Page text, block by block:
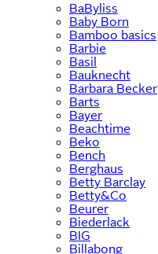
BaByliss
Baby Born
Bamboo basics
Barbie
Basil
Bauknecht
Barbara Becker
Barts
Bayer
Beachtime
Beko
Bench
Berghaus
Betty Barclay
Betty&Co
Beurer
Biederlack
BIG
Billabong